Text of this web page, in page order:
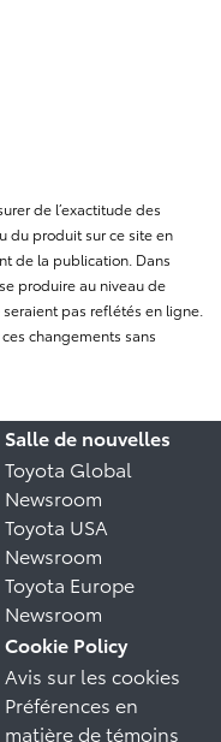
de l’exactitude des
du produit sur ce site en
de la publication. Dans
produire au niveau de
pas reflétés en ligne.
changements sans
Salle de nouvelles
Toyota Global
Newsroom
Toyota USA
Newsroom
Toyota Europe
Newsroom
Cookie Policy
Avis sur les cookies
Préférences en
matière de témoins